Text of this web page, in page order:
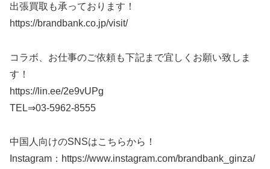
出張買取も承っております！
https://brandbank.co.jp/visit/
コラボ、お仕事のご依頼も下記まで宜しくお願い致しま
す！
https://lin.ee/2e9vUPg
TEL⇒03-5962-8555
中国人向けのSNSはこちらから！
Instagram：https://www.instagram.com/brandbank_ginza/